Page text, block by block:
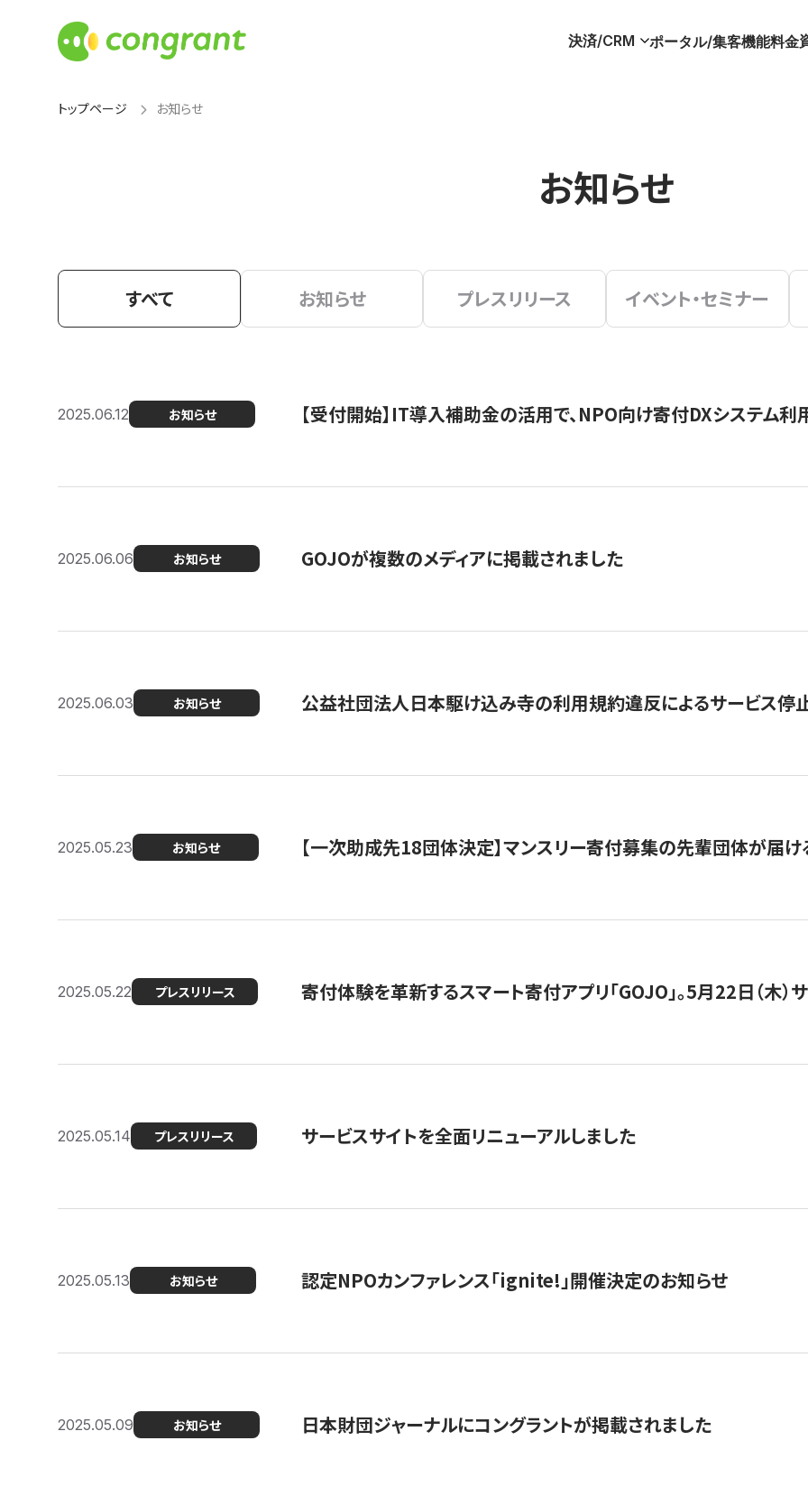
決済/CRM ポータル/集客機能料金
トップページ お知らせ
お知らせ
すべて お知らせ プレスリリース イベント・セミナー
2025.06.12 お知らせ 【受付開始】IT導入補助金の活用で、NPO向け寄付DXシステム
2025.06.06 お知らせ GOJOが複数のメディアに掲載されました
2025.06.03 お知らせ 公益社団法人日本駆け込み寺の利用規約違反によるサービス停
2025.05.23 お知らせ 【一次助成先18団体決定】マンスリー寄付募集の先輩団体が届
2025.05.22 プレスリリース 寄付体験を革新するスマート寄付アプリ「GOJO」。5月22日（木）
2025.05.14 プレスリリース サービスサイトを全面リニューアルしました
2025.05.13 お知らせ 認定NPOカンファレンス「ignite!」開催決定のお知らせ
2025.05.09 お知らせ 日本財団ジャーナルにコングラントが掲載されました